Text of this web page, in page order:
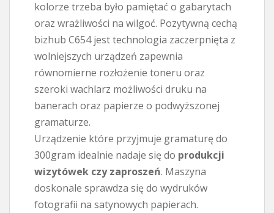
kolorze trzeba było pamiętać o gabarytach
oraz wrażliwości na wilgoć. Pozytywną cechą
bizhub C654 jest technologia zaczerpnięta z
wolniejszych urządzeń zapewnia
równomierne rozłożenie toneru oraz
szeroki wachlarz możliwości druku na
banerach oraz papierze o podwyższonej
gramaturze.
Urządzenie które przyjmuje gramaturę do
300gram idealnie nadaje się do produkcji
wizytówek czy zaproszeń. Maszyna
doskonale sprawdza się do wydruków
fotografii na satynowych papierach.